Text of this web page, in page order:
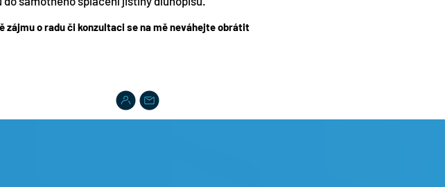
o radu či konzultaci se na mě neváhejte obrátit